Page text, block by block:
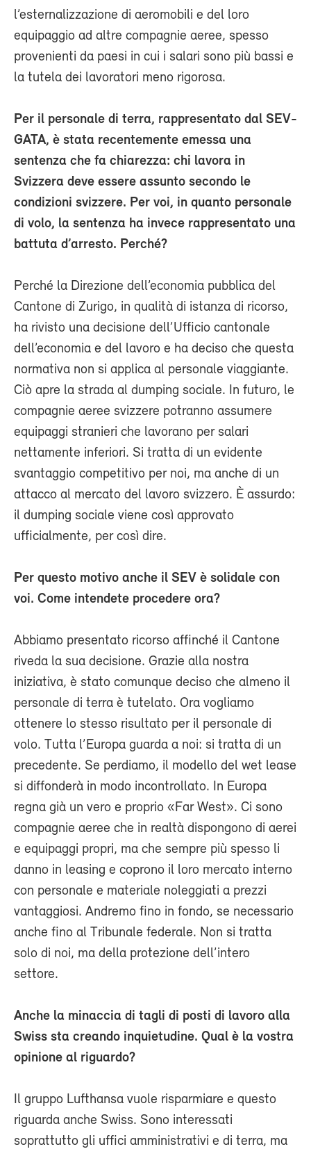
l’esternalizzazione di aeromobili e del loro
equipaggio ad altre compagnie aeree, spesso
provenienti da paesi in cui i salari sono più bassi e
la tutela dei lavoratori meno rigorosa.
Per il personale di terra, rappresentato dal SEV-
GATA, è stata recentemente emessa una
sentenza che fa chiarezza: chi lavora in
Svizzera deve essere assunto secondo le
condizioni svizzere. Per voi, in quanto personale
di volo, la sentenza ha invece rappresentato una
battuta d’arresto. Perché?
Perché la Direzione dell’economia pubblica del
Cantone di Zurigo, in qualità di istanza di ricorso,
ha rivisto una decisione dell’Ufficio cantonale
dell’economia e del lavoro e ha deciso che questa
normativa non si applica al personale viaggiante.
Ciò apre la strada al dumping sociale. In futuro, le
compagnie aeree svizzere potranno assumere
equipaggi stranieri che lavorano per salari
nettamente inferiori. Si tratta di un evidente
svantaggio competitivo per noi, ma anche di un
attacco al mercato del lavoro svizzero. È assurdo:
il dumping sociale viene così approvato
ufficialmente, per così dire.
Per questo motivo anche il SEV è solidale con
voi. Come intendete procedere ora?
Abbiamo presentato ricorso affinché il Cantone
riveda la sua decisione. Grazie alla nostra
iniziativa, è stato comunque deciso che almeno il
personale di terra è tutelato. Ora vogliamo
ottenere lo stesso risultato per il personale di
volo. Tutta l’Europa guarda a noi: si tratta di un
precedente. Se perdiamo, il modello del wet lease
si diffonderà in modo incontrollato. In Europa
regna già un vero e proprio «Far West». Ci sono
compagnie aeree che in realtà dispongono di aerei
e equipaggi propri, ma che sempre più spesso li
danno in leasing e coprono il loro mercato interno
con personale e materiale noleggiati a prezzi
vantaggiosi. Andremo fino in fondo, se necessario
anche fino al Tribunale federale. Non si tratta
solo di noi, ma della protezione dell’intero
settore.
Anche la minaccia di tagli di posti di lavoro alla
Swiss sta creando inquietudine. Qual è la vostra
opinione al riguardo?
Il gruppo Lufthansa vuole risparmiare e questo
riguarda anche Swiss. Sono interessati
soprattutto gli uffici amministrativi e di terra, ma